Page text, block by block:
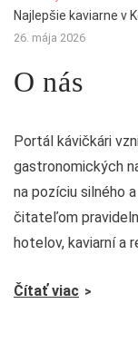
Najlepšie kaviarne v
26. mája 2026
O nás
Portál kávičkári
gastronomických
na pozíciu silného
čitateľom
hotelov, kaviarní a
Čítať viac